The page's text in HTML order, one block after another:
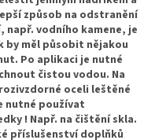
způsob na odstranění
např. vodního kamene, je
měl působit nějakou
Po aplikaci je nutné
čistou vodou. Na
oceli leštěné
nutné používat
! Např. na čištění skla.
příslušenství doplňků